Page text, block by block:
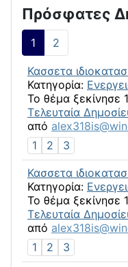
Πρόσφατες
1 2
Κασσετα
Κατηγορία:
Το θέμα ξεκίνησε
Τελευταία
από
1
2
3
Κασσετα
Κατηγορία:
Το θέμα ξεκίνησε
Τελευταία
από
1
2
3